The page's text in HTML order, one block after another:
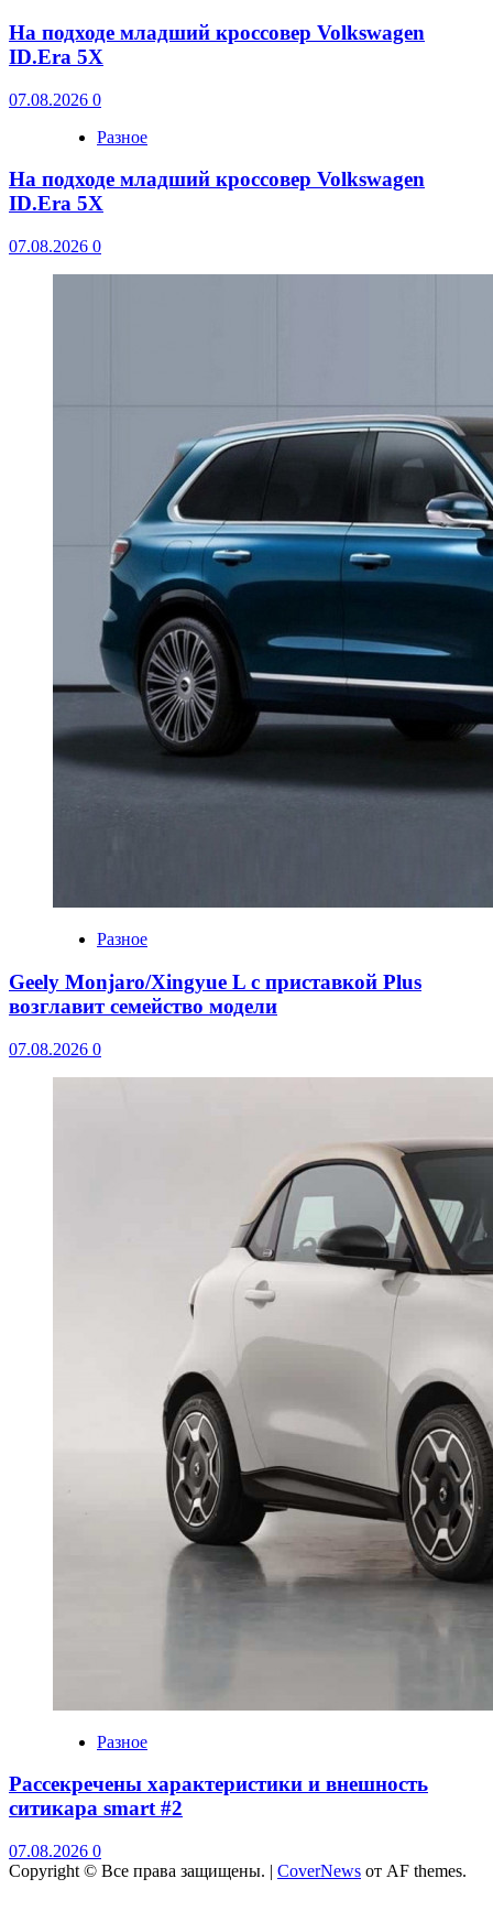
На подходе младший кроссовер Volkswagen
ID.Era 5X
07.08.2026 0
Разное
На подходе младший кроссовер Volkswagen
ID.Era 5X
07.08.2026 0
Разное
Geely Monjaro/Xingyue L с приставкой Plus
возглавит семейство модели
07.08.2026 0
Разное
Рассекречены характеристики и внешность
ситикара smart #2
07.08.2026 0
Copyright © Все права защищены. | CoverNews от AF themes.